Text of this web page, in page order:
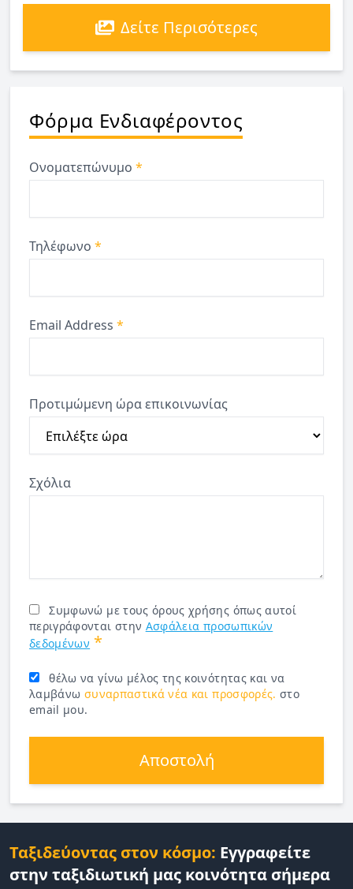
Δείτε Περισότερες
Φόρμα Ενδιαφέροντος
Ονοματεπώνυμο *
Τηλέφωνο *
Email Address *
Προτιμώμενη ώρα επικοινωνίας
Σχόλια
Συμφωνώ με τους όρους χρήσης όπως αυτοί
περιγράφονται στην Ασφάλεια προσωπικών
δεδομένων *
θέλω να γίνω μέλος της κοινότητας και να
λαμβάνω συναρπαστικά νέα και προσφορές. στο
email μου.
Αποστολή
Ταξιδεύοντας στον κόσμο: Εγγραφείτε
στην ταξιδιωτική μας κοινότητα σήμερα